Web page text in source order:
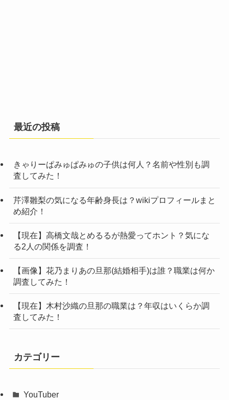
最近の投稿
きゃりーぱみゅぱみゅの子供は何人？名前や性別も調
査してみた！
芹澤雛梨の気になる年齢身長は？wikiプロフィールまと
め紹介！
【現在】高橋文哉とめるるが熱愛ってホント？気にな
る2人の関係を調査！
【画像】花乃まりあの旦那(結婚相手)は誰？職業は何か
調査してみた！
【現在】木村沙織の旦那の職業は？年収はいくらか調
査してみた！
カテゴリー
YouTuber